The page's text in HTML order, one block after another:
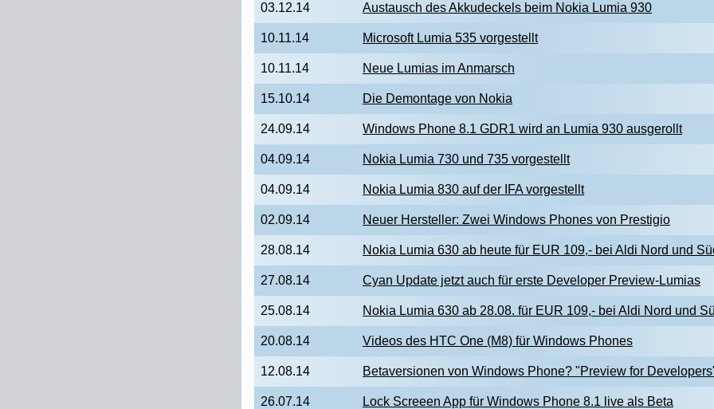
03.12.14 Austausch des Akkudeckels beim Nokia Lumia 930
10.11.14 Microsoft Lumia 535 vorgestellt
10.11.14 Neue Lumias im Anmarsch
15.10.14 Die Demontage von Nokia
24.09.14 Windows Phone 8.1 GDR1 wird an Lumia 930 ausgerollt
04.09.14 Nokia Lumia 730 und 735 vorgestellt
04.09.14 Nokia Lumia 830 auf der IFA vorgestellt
02.09.14 Neuer Hersteller: Zwei Windows Phones von Prestigio
28.08.14 Nokia Lumia 630 ab heute für EUR 109,- bei Aldi Nord und
27.08.14 Cyan Update jetzt auch für erste Developer Preview-Lumias
25.08.14 Nokia Lumia 630 ab 28.08. für EUR 109,- bei Aldi Nord und
20.08.14 Videos des HTC One (M8) für Windows Phones
12.08.14 Betaversionen von Windows Phone? "Preview for
26.07.14 Lock Screeen App für Windows Phone 8.1 live als Beta